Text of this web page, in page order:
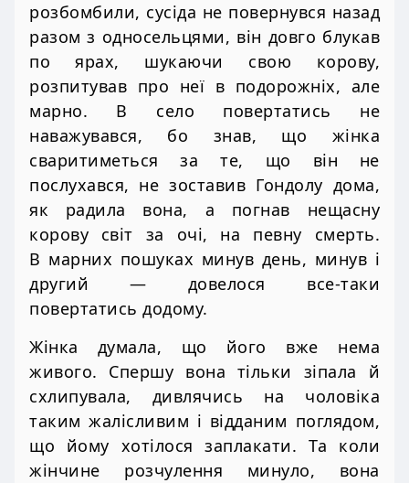
розбомбили, сусіда не повернувся назад
разом з односельцями, він довго блукав
по ярах, шукаючи свою корову,
розпитував про неї в подорожніх, але
марно. В село повертатись не
наважувався, бо знав, що жінка
сваритиметься за те, що він не
послухався, не зоставив Гондолу дома,
як радила вона, а погнав нещасну
корову світ за очі, на певну смерть.
В марних пошуках минув день, минув і
другий — довелося все-таки
повертатись додому.
Жінка думала, що його вже нема
живого. Спершу вона тільки зіпала й
схлипувала, дивлячись на чоловіка
таким жалісливим і відданим поглядом,
що йому хотілося заплакати. Та коли
жінчине розчулення минуло, вона